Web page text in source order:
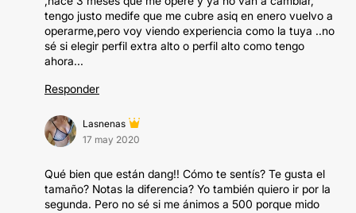
tengo justo medife que me cubre asiq en enero vuelvo a
operarme,pero voy viendo experiencia como la tuya ..no
sé si elegir perfil extra alto o perfil alto como tengo
ahora...
Responder
Lasnenas
17 may 2020
Qué bien que están dang!! Cómo te sentís? Te gusta el
tamaño? Notas la diferencia? Yo también quiero ir por la
segunda. Pero no sé si me ánimos a 500 porque mido